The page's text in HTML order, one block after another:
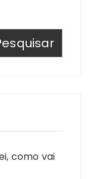
como vai